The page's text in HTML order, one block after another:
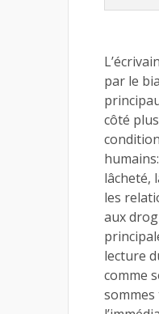
par le
côté
lâcheté,
les
aux
lecture
comme